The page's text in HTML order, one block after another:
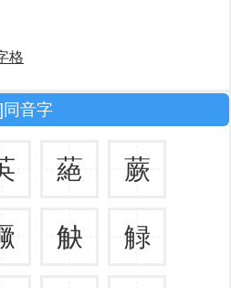
格
音字
蕝 蕨
觖 觮